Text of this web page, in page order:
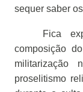
sequer saber
Fica
composição
militarização
proselitismo